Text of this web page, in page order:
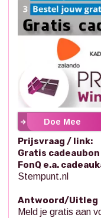
Doe Mee
Prijsvraag / link:
Gratis cadeaubon
FonQ e.a.
Stempunt.nl
Antwoord/Uitleg
Meld je gratis aan